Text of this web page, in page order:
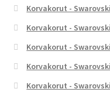
Korvakorut -
Korvakorut -
Korvakorut -
Korvakorut -
Korvakorut -